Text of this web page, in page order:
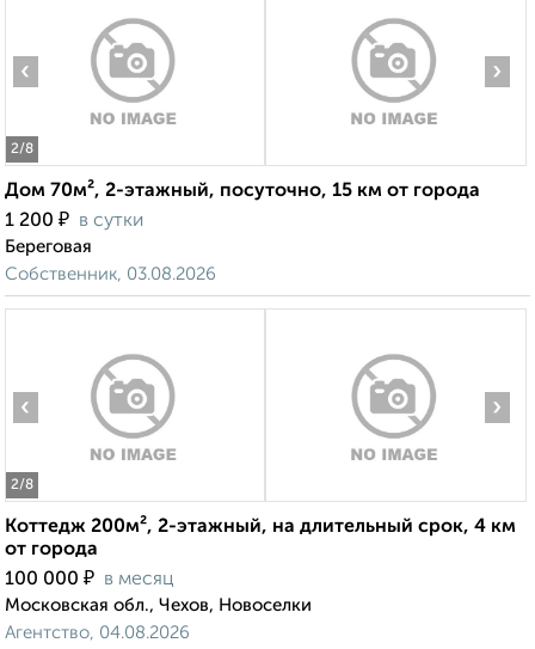
2/8
‹ ›
Дом 70м², 2-этажный, посуточно, 15 км от города
1 200 ₽ в сутки
Береговая
Собственник, 03.08.2026
2/8
‹ ›
Коттедж 200м², 2-этажный, на длительный срок, 4 км
от города
100 000 ₽ в месяц
Московская обл., Чехов, Новоселки
Агентство, 04.08.2026